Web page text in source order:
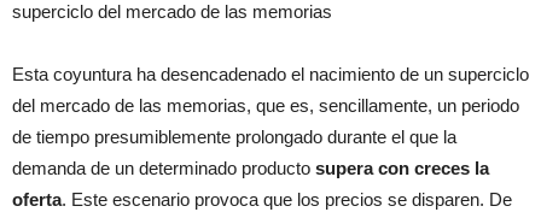
superciclo del mercado de las memorias
Esta coyuntura ha desencadenado el nacimiento de un superciclo
del mercado de las memorias, que es, sencillamente, un periodo
de tiempo presumiblemente prolongado durante el que la
demanda de un determinado producto supera con creces la
oferta. Este escenario provoca que los precios se disparen. De